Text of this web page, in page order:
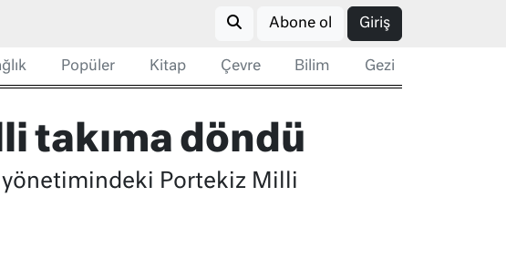
Abone ol Giriş
Popüler Kitap Çevre Bilim Gezi
takıma döndü
Portekiz Milli